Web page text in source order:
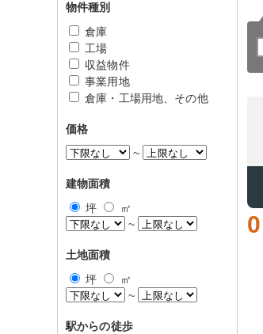
物件種別
倉庫
工場
収益物件
事業用地
倉庫・工場用地、その他
価格
~
建物面積
坪
㎡
~
土地面積
坪
㎡
~
駅からの徒歩
0